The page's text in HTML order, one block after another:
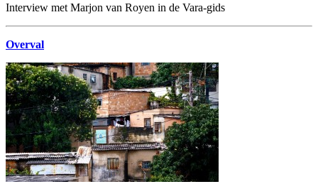
Interview met Marjon van Royen in de Vara-gids
Overval